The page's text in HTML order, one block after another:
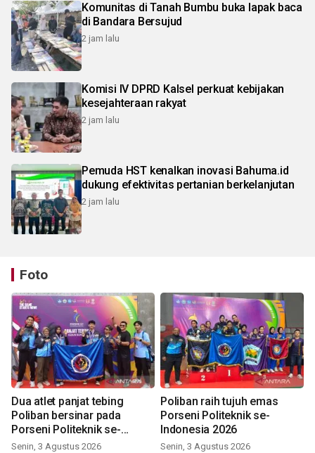
Komunitas di Tanah Bumbu buka lapak baca
di Bandara Bersujud
2 jam lalu
Komisi IV DPRD Kalsel perkuat kebijakan
kesejahteraan rakyat
2 jam lalu
Pemuda HST kenalkan inovasi Bahuma.id
dukung efektivitas pertanian berkelanjutan
2 jam lalu
Foto
Dua atlet panjat tebing
Poliban bersinar pada
Porseni Politeknik se-
Indonesia 2026
Senin, 3 Agustus 2026
Poliban raih tujuh emas
Porseni Politeknik se-
Indonesia 2026
Senin, 3 Agustus 2026